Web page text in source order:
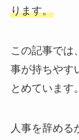
ります。
この記事では
事が持ちやす
とめています。
人事を辞める